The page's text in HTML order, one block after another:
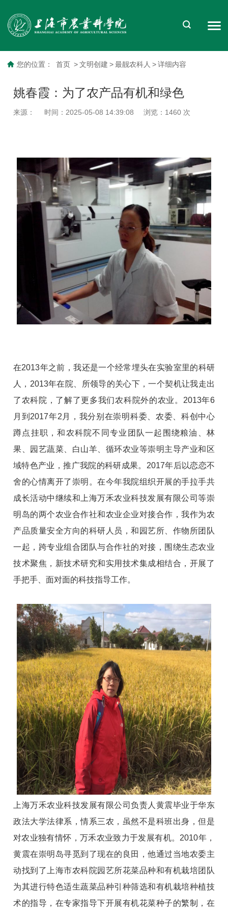
您的位置： 首页 > 文明创建 > 最靓农科人 > 详细内容
姚春霞：为了农产品有机和绿色
来源： 时间：2025-05-08 14:39:08 浏览： 1460 次
在2013年之前，我还是一个经常埋头在实验室里的科研
人，2013年在院、所领导的关心下，一个契机让我走出
了农科院，了解了更多我们农科院外的农业。2013年6
月到2017年2月，我分别在崇明科委、农委、科创中心
蹲点挂职，和农科院不同专业团队一起围绕粮油、林
果、园艺蔬菜、白山羊、循环农业等崇明主导产业和区
域特色产业，推广我院的科研成果。2017年后以恋恋不
舍的心情离开了崇明。在今年我院组织开展的手拉手共
成长活动中继续和上海万禾农业科技发展有限公司等崇
明岛的两个农业合作社和农业企业对接合作，我作为农
产品质量安全方向的科研人员，和园艺所、作物所团队
一起，跨专业组合团队与合作社的对接，围绕生态农业
技术聚焦，新技术研究和实用技术集成相结合，开展了
手把手、面对面的科技指导工作。
上海万禾农业科技发展有限公司负责人黄震毕业于华东
政法大学法律系，情系三农，虽然不是科班出身，但是
对农业独有情怀，万禾农业致力于发展有机。2010年，
黄震在崇明岛寻觅到了现在的良田，他通过当地农委主
动找到了上海市农科院园艺所花菜品种和有机栽培团队
为其进行特色适生蔬菜品种引种筛选和有机栽培种植技
术的指导，在专家指导下开展有机花菜种子的繁制，在